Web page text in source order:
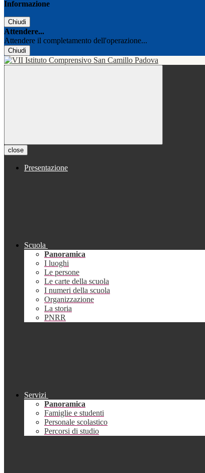
Informazione
Chiudi
Attendere...
Attendere il completamento dell'operazione...
Chiudi
close
Presentazione
Scuola
Panoramica
I luoghi
Le persone
Le carte della scuola
I numeri della scuola
Organizzazione
La storia
PNRR
Servizi
Panoramica
Famiglie e studenti
Personale scolastico
Percorsi di studio